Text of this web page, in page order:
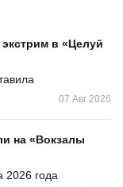
в «Целуй
07 Авг 2026
на «Вокзалы
2026 года